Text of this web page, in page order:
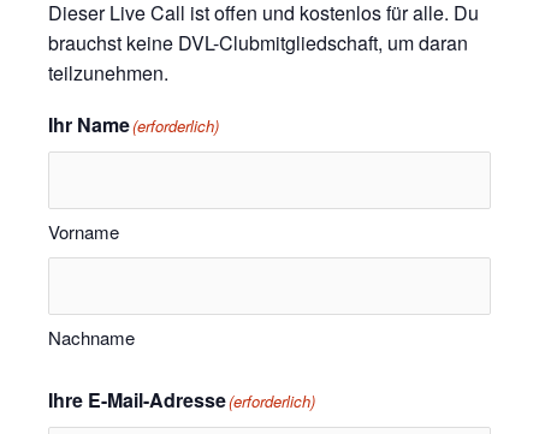
Dieser Live Call ist offen und kostenlos für alle. Du
brauchst keine DVL-Clubmitgliedschaft, um daran
teilzunehmen.
Ihr Name(erforderlich)
Vorname
Nachname
Ihre E-Mail-Adresse(erforderlich)